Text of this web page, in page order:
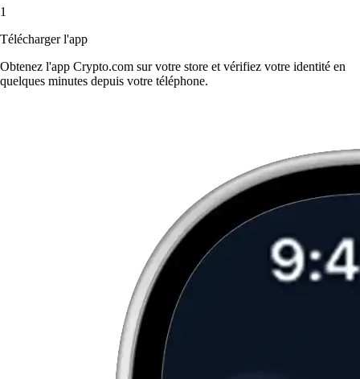
1
Télécharger l'app
Obtenez l'app Crypto.com sur votre store et vérifiez votre identité en
quelques minutes depuis votre téléphone.